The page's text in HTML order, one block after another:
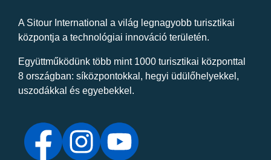
A Sitour International a világ legnagyobb turisztikai
központja a technológiai innováció területén.
Együttműködünk több mint 1000 turisztikai központtal
8 országban: síközpontokkal, hegyi üdülőhelyekkel,
uszodákkal és egyebekkel.